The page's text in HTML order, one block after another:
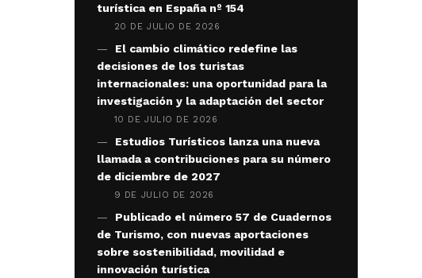
turística en España nº 154
20 DE JULIO DE 2026
El cambio climático redefine las
decisiones de los turistas
internacionales: una oportunidad para la
investigación y la adaptación del sector
10 DE JULIO DE 2026
Estudios Turísticos lanza una nueva
llamada a contribuciones para su número
de diciembre de 2027
9 DE JULIO DE 2026
Publicado el número 57 de Cuadernos
de Turismo, con nuevas aportaciones
sobre sostenibilidad, movilidad e
innovación turística